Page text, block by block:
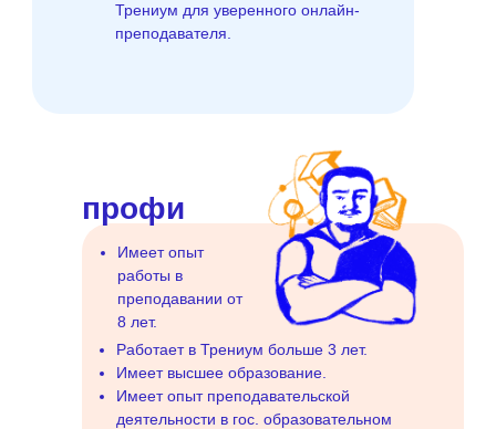
профи
Имеет опыт
работы в
преподавании от
8 лет.
Трениум для уверенного онлайн-
преподавателя.
Работает в Трениум больше 3 лет.
Имеет высшее образование.
Имеет опыт преподавательской
деятельности в гос. образовательном